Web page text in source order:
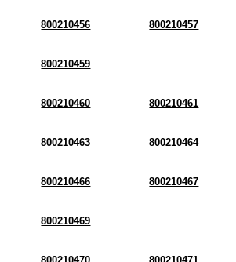
800210456 800210457
800210459
800210460 800210461
800210463 800210464
800210466 800210467
800210469